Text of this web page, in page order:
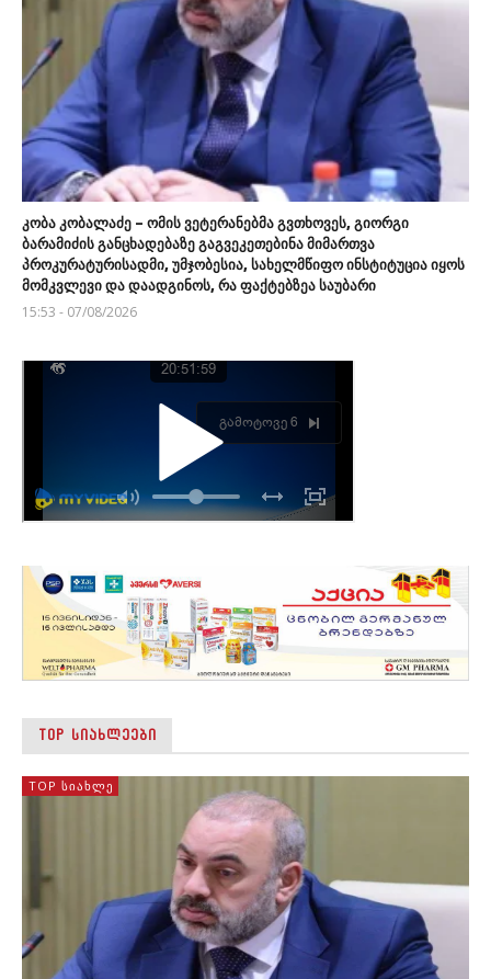
კობა კობალაძე – ომის ვეტერანებმა გვთხოვეს, გიორგი
ბარამიძის განცხადებაზე გაგვეკეთებინა მიმართვა
პროკურატურისადმი, უმჯობესია, სახელმწიფო ინსტიტუცია იყოს
მომკვლევი და დაადგინოს, რა ფაქტებზეა საუბარი
15:53 - 07/08/2026
TOP ᲡᲘᲐᲮᲚᲔᲔᲑᲘ
TOP ᲡᲘᲐᲮᲚᲔ